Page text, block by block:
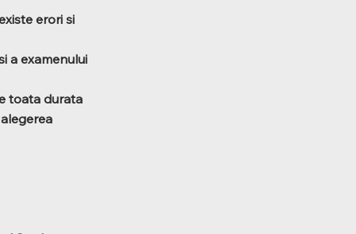
erori si
a examenului
toata durata